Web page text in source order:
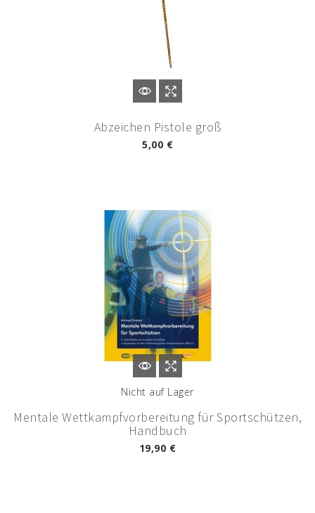
Abzeichen Pistole groß
5,00 €
Nicht auf Lager
Mentale Wettkampfvorbereitung für Sportschützen,
Handbuch
19,90 €